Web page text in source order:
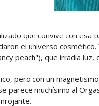
que convive con esa
el universo
peach"), que irradia
pero con un
parece muchísimo al